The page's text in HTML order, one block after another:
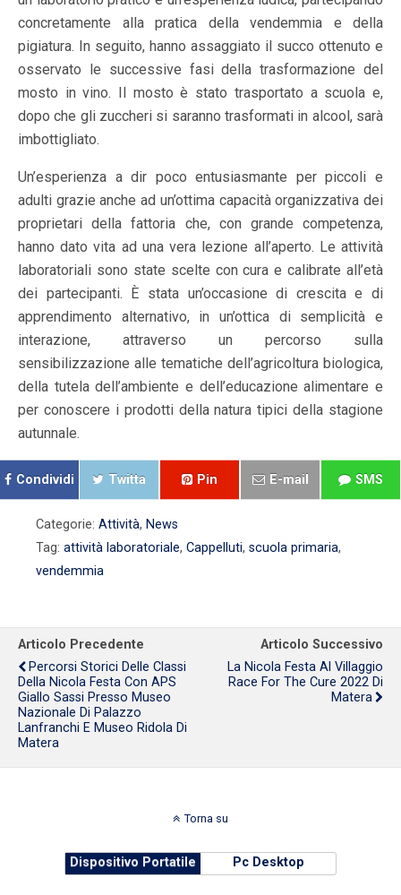
concretamente alla pratica della vendemmia e della
pigiatura. In seguito, hanno assaggiato il succo ottenuto e
osservato le successive fasi della trasformazione del
mosto in vino. Il mosto è stato trasportato a scuola e,
dopo che gli zuccheri si saranno trasformati in alcool, sarà
imbottigliato.
Un’esperienza a dir poco entusiasmante per piccoli e
adulti grazie anche ad un’ottima capacità organizzativa dei
proprietari della fattoria che, con grande competenza,
hanno dato vita ad una vera lezione all’aperto. Le attività
laboratoriali sono state scelte con cura e calibrate all’età
dei partecipanti. È stata un’occasione di crescita e di
apprendimento alternativo, in un’ottica di semplicità e
interazione, attraverso un percorso sulla
sensibilizzazione alle tematiche dell’agricoltura biologica,
della tutela dell’ambiente e dell’educazione alimentare e
per conoscere i prodotti della natura tipici della stagione
autunnale.
Condividi Twitta Pin E-mail SMS
Categorie: Attività, News
Tag: attività laboratoriale, Cappelluti, scuola primaria,
vendemmia
Articolo Precedente
Percorsi Storici Delle Classi
Della Nicola Festa Con APS
Giallo Sassi Presso Museo
Nazionale Di Palazzo
Lanfranchi E Museo Ridola Di
Matera
Articolo Successivo
La Nicola Festa Al Villaggio
Race For The Cure 2022 Di
Matera
Torna su
Dispositivo Portatile Pc Desktop